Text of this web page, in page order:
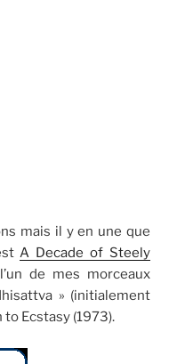
mais il y en une que
A Decade of Steely
de mes morceaux
» (initialement
Ecstasy (1973).